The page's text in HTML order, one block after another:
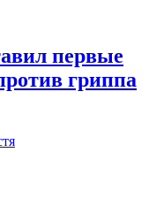
первые
гриппа